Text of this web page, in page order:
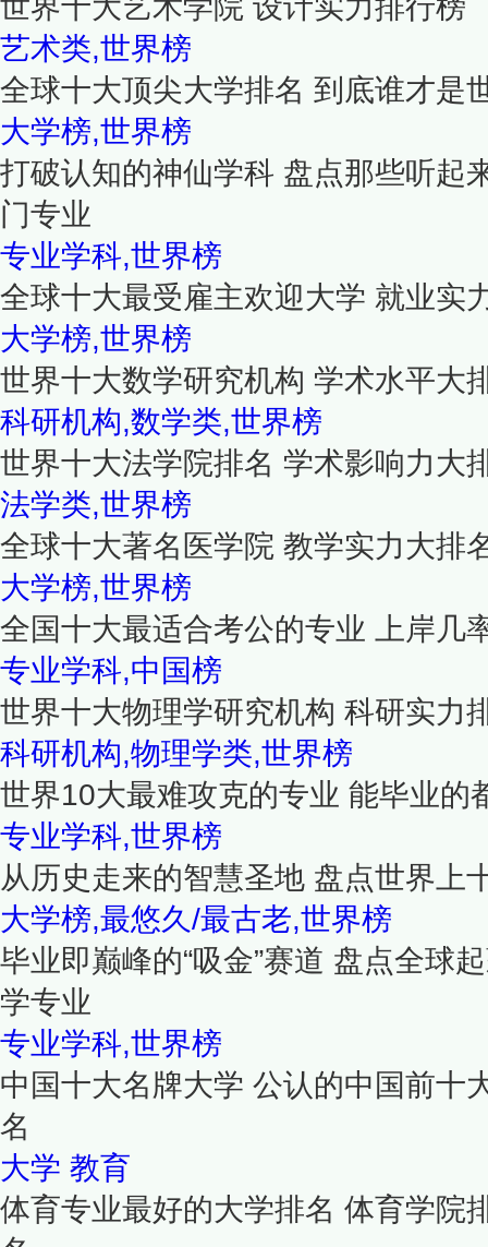
世界十大艺术学院 设计实力排行榜
艺术类,世界榜
全球十大顶尖大学排名 到底谁才是
大学榜,世界榜
打破认知的神仙学科 盘点那些听起
门专业
专业学科,世界榜
全球十大最受雇主欢迎大学 就业实
大学榜,世界榜
世界十大数学研究机构 学术水平大
科研机构,数学类,世界榜
世界十大法学院排名 学术影响力大
法学类,世界榜
全球十大著名医学院 教学实力大排
大学榜,世界榜
全国十大最适合考公的专业 上岸几
专业学科,中国榜
世界十大物理学研究机构 科研实力
科研机构,物理学类,世界榜
世界10大最难攻克的专业 能毕业的
专业学科,世界榜
从历史走来的智慧圣地 盘点世界上
大学榜,最悠久/最古老,世界榜
毕业即巅峰的“吸金”赛道 盘点全球
学专业
专业学科,世界榜
中国十大名牌大学 公认的中国前十
名
大学 教育
体育专业最好的大学排名 体育学院